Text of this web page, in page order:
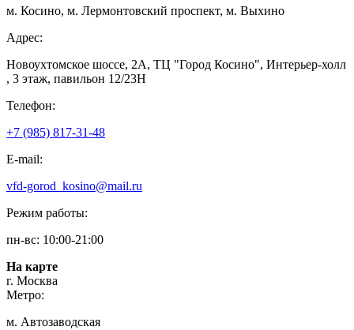
м. Косино, м. Лермонтовский проспект, м. Выхино
Адрес:
Новоухтомское шоссе, 2А, ТЦ "Город Косино", Интерьер-холл
, 3 этаж, павильон 12/23Н
Телефон:
+7 (985) 817-31-48
E-mail:
vfd-gorod_kosino@mail.ru
Режим работы:
пн-вс: 10:00-21:00
На карте
г. Москва
Метро:
м. Автозаводская